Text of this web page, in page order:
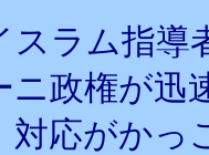
スラム指
政権が迅
対応がかっ